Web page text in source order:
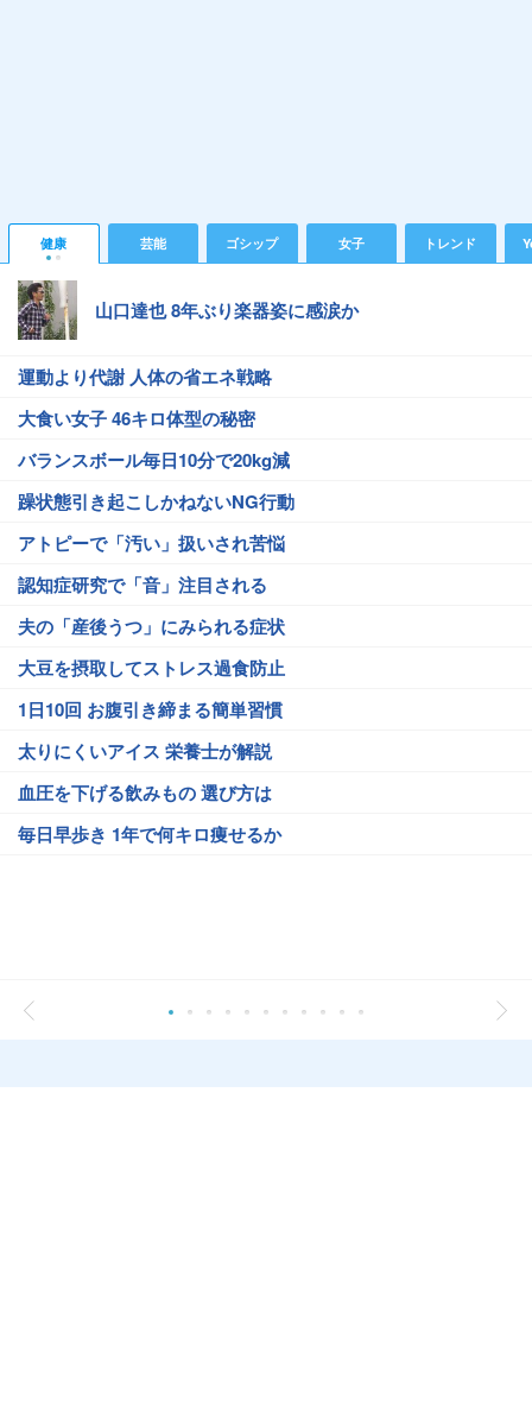
健康 芸能 ゴシップ 女子 トレンド
山口達也 8年ぶり楽器姿に感涙か
運動より代謝 人体の省エネ戦略
大食い女子 46キロ体型の秘密
バランスボール毎日10分で20kg減
躁状態引き起こしかねないNG行動
アトピーで「汚い」扱いされ苦悩
認知症研究で「音」注目される
夫の「産後うつ」にみられる症状
大豆を摂取してストレス過食防止
1日10回 お腹引き締まる簡単習慣
太りにくいアイス 栄養士が解説
血圧を下げる飲みもの 選び方は
毎日早歩き 1年で何キロ痩せるか